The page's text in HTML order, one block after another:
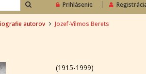
Prihlásenie
autorov Jozef-Vilmos Berets
(1915-1999)